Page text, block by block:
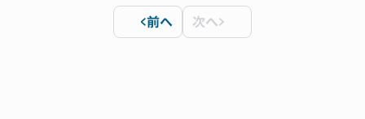
を通じて事業成長に貢献する。また財務・経理チ
ームと共に全社の予算統制・事業管理を主導す
前へ 次へ